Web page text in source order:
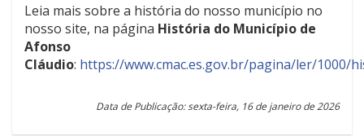
Leia mais sobre a história do nosso município no
nosso site, na página História do Município de
Afonso
Cláudio: https://www.cmac.es.gov.br/pagina/ler/1000/
Data de Publicação: sexta-feira, 16 de janeiro de 2026